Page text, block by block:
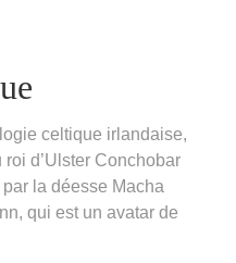
celtique irlandaise,
d’Ulster Conchobar
la déesse Macha
qui est un avatar de